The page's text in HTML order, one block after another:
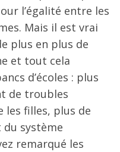
l’égalité entre les
Mais il est vrai
plus en plus de
et tout cela
d’écoles : plus
de troubles
les filles, plus de
du système
remarqué les